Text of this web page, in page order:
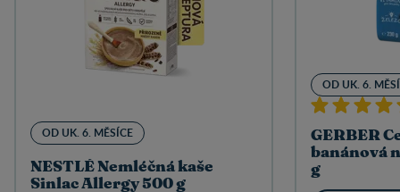
OD UK. 6. MĚSÍCE
NESTLÉ Nemléčná kaše
Sinlac Allergy 500 g
OD UK. 6.
GERBER
banánová
g